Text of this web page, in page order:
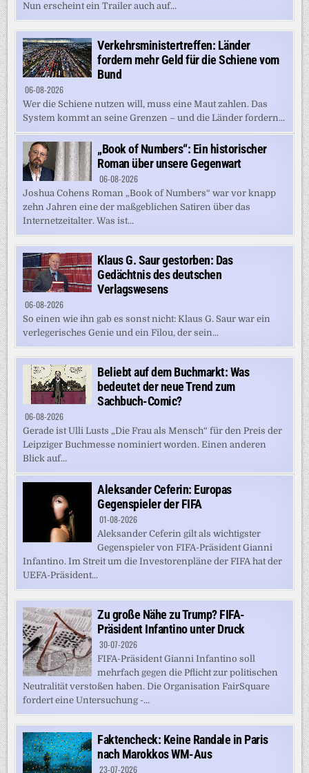
Nun erscheint ein Trailer auch auf...
Verkehrsministertreffen: Länder
fordern mehr Geld für die Schiene vom
Bund
06-08-2026
Wer die Schiene nutzen will, muss eine Maut zahlen. Das
System kommt an seine Grenzen – und die Länder fordern...
„Book of Numbers“: Ein historischer
Roman über unsere Gegenwart
06-08-2026
Joshua Cohens Roman „Book of Numbers“ war vor knapp
zehn Jahren eine der maßgeblichen Satiren über das
Internetzeitalter. Was ist...
Klaus G. Saur gestorben: Das
Gedächtnis des deutschen
Verlagswesens
06-08-2026
So einen wie ihn gab es sonst nicht: Klaus G. Saur war ein
verlegerisches Genie und ein Filou, der sein...
Beliebt auf dem Buchmarkt: Was
bedeutet der neue Trend zum
Sachbuch-Comic?
06-08-2026
Gerade ist Ulli Lusts „Die Frau als Mensch“ für den Preis der
Leipziger Buchmesse nominiert worden. Einen anderen
Blick auf...
Aleksander Ceferin: Europas
Gegenspieler der FIFA
01-08-2026
Aleksander Ceferin gilt als wichtigster
Gegenspieler von FIFA-Präsident Gianni
Infantino. Im Streit um die Investorenpläne der FIFA hat der
UEFA-Präsident...
Zu große Nähe zu Trump? FIFA-
Präsident Infantino unter Druck
30-07-2026
FIFA-Präsident Gianni Infantino soll
mehrfach gegen die Pflicht zur politischen
Neutralität verstoßen haben. Die Organisation FairSquare
fordert eine Untersuchung -...
Faktencheck: Keine Randale in Paris
nach Marokkos WM-Aus
23-07-2026